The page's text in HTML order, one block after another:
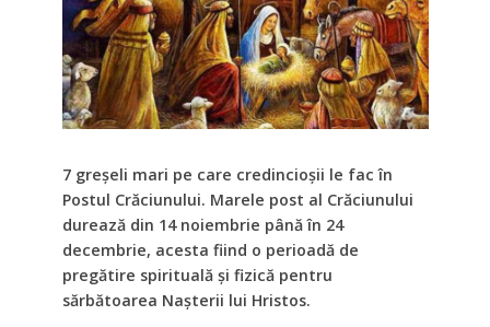
7 greșeli mari pe care credincioșii le fac în
Postul Crăciunului. Marele post al Crăciunului
durează din 14 noiembrie până în 24
decembrie, acesta fiind o perioadă de
pregătire spirituală și fizică pentru
sărbătoarea Nașterii lui Hristos.